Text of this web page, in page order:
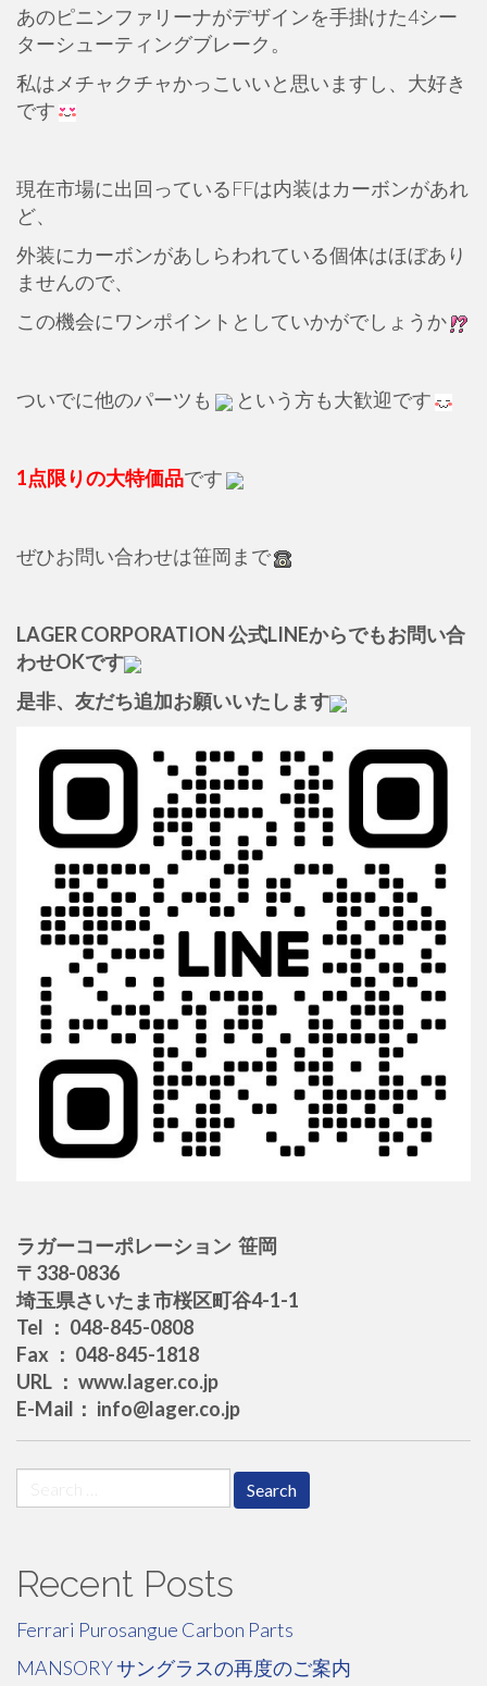
あのピニンファリーナがデザインを手掛けた4シー
ターシューティングブレーク。
私はメチャクチャかっこいいと思いますし、大好き
です
現在市場に出回っているFFは内装はカーボンがあれ
ど、
外装にカーボンがあしらわれている個体はほぼあり
ませんので、
この機会にワンポイントとしていかがでしょうか
ついでに他のパーツも という方も大歓迎です
1点限りの大特価品です
ぜひお問い合わせは笹岡まで
LAGER CORPORATION 公式LINEからでもお問い合
わせOKです
是非、友だち追加お願いいたします
ラガーコーポレーション 笹岡
〒338-0836
埼玉県さいたま市桜区町谷4-1-1
Tel ： 048-845-0808
Fax ： 048-845-1818
URL ： www.lager.co.jp
E-Mail： info@lager.co.jp
for:
Recent Posts
Ferrari Purosangue Carbon Parts
MANSORY サングラスの再度のご案内